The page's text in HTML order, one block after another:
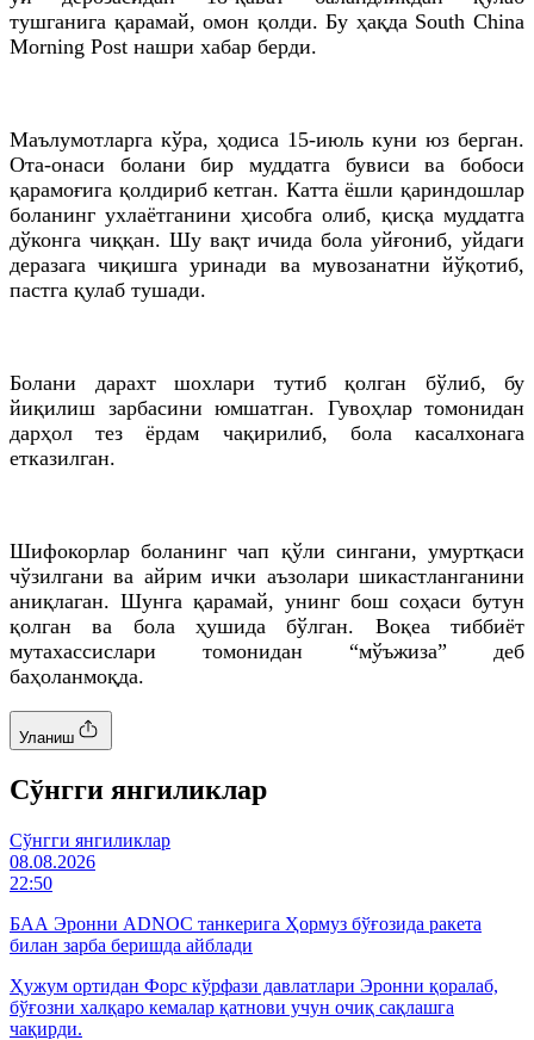
тушганига қарамай, омон қолди. Бу ҳақда South China
Morning Post нашри хабар берди.
Маълумотларга кўра, ҳодиса 15-июль куни юз берган.
Ота-онаси болани бир муддатга бувиси ва бобоси
қарамоғига қолдириб кетган. Катта ёшли қариндошлар
боланинг ухлаётганини ҳисобга олиб, қисқа муддатга
дўконга чиққан. Шу вақт ичида бола уйғониб, уйдаги
деразага чиқишга уринади ва мувозанатни йўқотиб,
пастга қулаб тушади.
Болани дарахт шохлари тутиб қолган бўлиб, бу
йиқилиш зарбасини юмшатган. Гувоҳлар томонидан
дарҳол тез ёрдам чақирилиб, бола касалхонага
етказилган.
Шифокорлар боланинг чап қўли сингани, умуртқаси
чўзилгани ва айрим ички аъзолари шикастланганини
аниқлаган. Шунга қарамай, унинг бош соҳаси бутун
қолган ва бола ҳушида бўлган. Воқеа тиббиёт
мутахассислари томонидан “мўъжиза” деб
баҳоланмоқда.
Уланиш
Cўнгги янгиликлар
Cўнгги янгиликлар
08.08.2026
22:50
БАА Эронни ADNOC танкерига Ҳормуз бўғозида ракета
билан зарба беришда айблади
Ҳужум ортидан Форс кўрфази давлатлари Эронни қоралаб,
бўғозни халқаро кемалар қатнови учун очиқ сақлашга
чақирди.